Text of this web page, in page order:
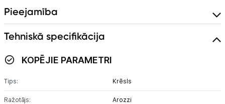
Blogs
Piegāde un apmaksa
Pieejamība
Tehniskā specifikācija
KOPĒJIE PARAMETRI
Tips: Krēsls
Ražotājs: Arozzi